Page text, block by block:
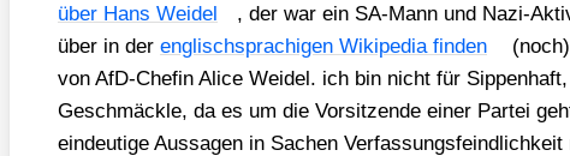
über Hans Wei­del
, der war ein SA-Mann und Nazi-
über in der eng­lisch­spra­chi­gen Wiki­pe­dia fin­den
von AfD-Che­fin Ali­ce Wei­del. ich bin nicht für
Geschmäck­le, da es um die Vor­sit­zen­de einer Par­tei
ein­deu­ti­ge Aus­sa­gen in Sachen